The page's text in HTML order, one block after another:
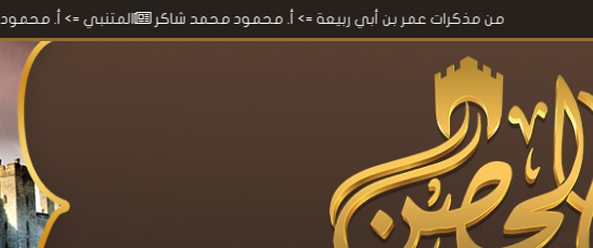
المتنبي => أ. محمود محمد من مذكرات عمر بن أبي ربيعة=> أ. محمود محمد شاكر